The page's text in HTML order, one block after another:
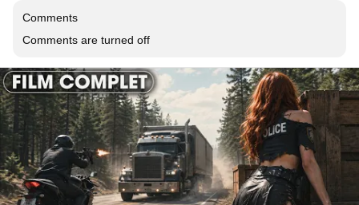
Comments
Comments are turned off